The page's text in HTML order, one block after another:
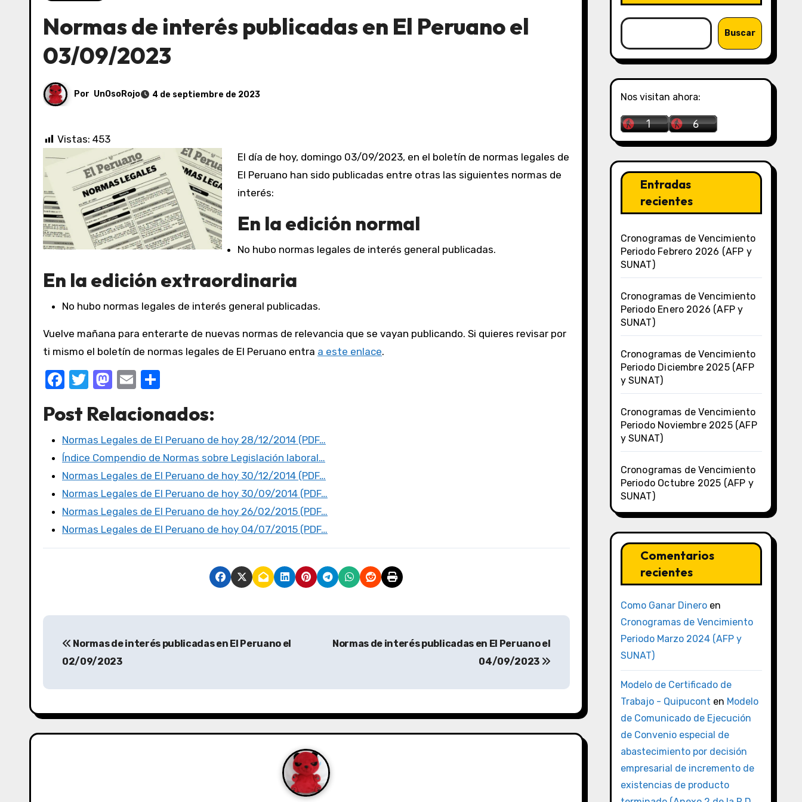
Normas de interés publicadas en El Peruano el
03/09/2023
Por UnOsoRojo 4 de septiembre de 2023
Vistas: 453
El día de hoy, domingo 03/09/2023, en el boletín de normas legales de
El Peruano han sido publicadas entre otras las siguientes normas de
interés:
En la edición normal
No hubo normas legales de interés general publicadas.
En la edición extraordinaria
No hubo normas legales de interés general publicadas.
Vuelve mañana para enterarte de nuevas normas de relevancia que se vayan publicando. Si quieres revisar por
ti mismo el boletín de normas legales de El Peruano entra a este enlace.
F
c
e
b
o
o
k
T
it
te
r
M
st
o
d
o
n
E
ail m
p
ar
tir
Post Relacionados:
Normas Legales de El Peruano de hoy 28/12/2014 (PDF…
Índice Compendio de Normas sobre Legislación laboral…
Normas Legales de El Peruano de hoy 30/12/2014 (PDF…
Normas Legales de El Peruano de hoy 30/09/2014 (PDF…
Normas Legales de El Peruano de hoy 26/02/2015 (PDF…
Normas Legales de El Peruano de hoy 04/07/2015 (PDF…
Normas de interés publicadas en El Peruano el
02/09/2023
Normas de interés publicadas en El Peruano el
04/09/2023
Buscar
Nos visitan ahora:
Entradas
recientes
Cronogramas de Vencimiento
Periodo Febrero 2026 (AFP y
SUNAT)
Cronogramas de Vencimiento
Periodo Enero 2026 (AFP y
SUNAT)
Cronogramas de Vencimiento
Periodo Diciembre 2025 (AFP
y SUNAT)
Cronogramas de Vencimiento
Periodo Noviembre 2025 (AFP
y SUNAT)
Cronogramas de Vencimiento
Periodo Octubre 2025 (AFP y
SUNAT)
Comentarios
recientes
Como Ganar Dineroen
Cronogramas de Vencimiento
Periodo Marzo 2024 (AFP y
SUNAT)
Modelo de Certificado de
Trabajo - Quipucont en Modelo
de Comunicado de Ejecución
de Convenio especial de
abastecimiento por decisión
empresarial de incremento de
existencias de producto